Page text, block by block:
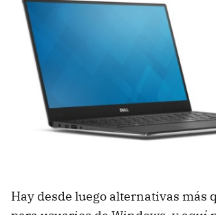
Hay desde luego alternativas más